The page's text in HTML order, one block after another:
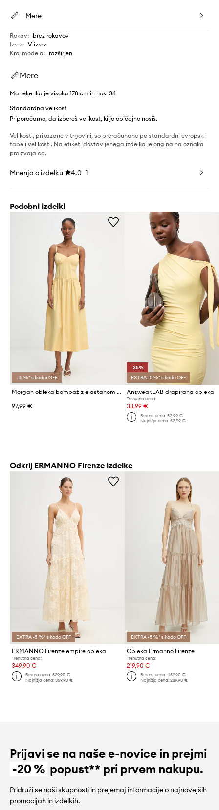
Mere
Rokav: brez rokavov
Izrez: V-izrez
Kroj modela: razširjen
Mere
Manekenka je visoka 178 cm in nosi 36
Standardna velikost
Priporočamo, da izbereš velikost, ki jo običajno nosiš.
Velikosti, prikazane v trgovini, so preračunane po standardni evropski
tabeli velikosti. Na etiketi dostavljenega izdelka je originalna oznaka
proizvajalca.
Mnenja o izdelku 4.0 1
Podobni izdelki
-15 %* s kodo: OFF
Morgan obleka bombaž z elastanom RDADY
97,99 €
-35%
EXTRA -5 %* s kodo OFF
Answear.LAB drapirana obleka
Trenutna cena:
33,99 €
Redna cena: 52,99 €
Najnižja cena: 52,99 €
Odkrij ERMANNO Firenze izdelke
EXTRA -5 %* s kodo OFF
ERMANNO Firenze empire obleka
Trenutna cena:
349,90 €
Redna cena:529,90 €
Najnižja cena:359,90 €
EXTRA -5 %* s kodo OFF
Obleka Ermanno Firenze
Trenutna cena:
219,90 €
Redna cena: 459,90 €
Najnižja cena: 229,90 €
Prijavi se na naše e-novice in prejmi
-20 % popust** pri prvem nakupu.
Pridruži se naši skupnosti in prejemaj informacije o najnovejših
promocijah in izdelkih.